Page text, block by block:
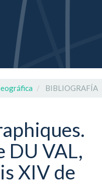
BIBLIOGRAFÍA
DU VAL,
XIV de